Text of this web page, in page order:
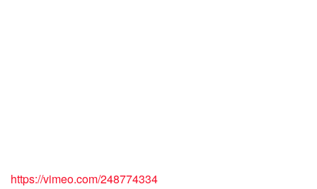
https://vimeo.com/248774334